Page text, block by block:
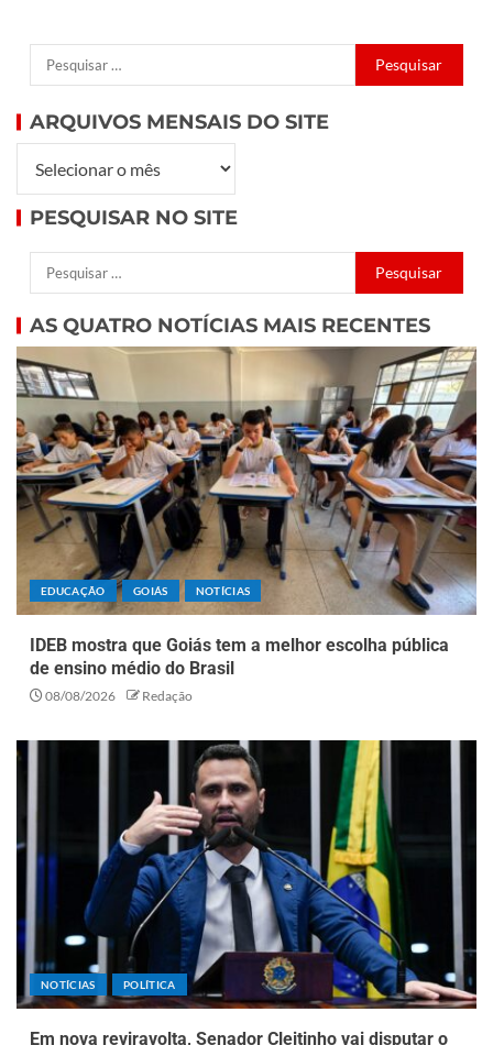
ARQUIVOS MENSAIS DO SITE
PESQUISAR NO SITE
AS QUATRO NOTÍCIAS MAIS RECENTES
EDUCAÇÃO GOIÁS NOTÍCIAS
IDEB mostra que Goiás tem a melhor escolha pública
de ensino médio do Brasil
08/08/2026 Redação
NOTÍCIAS POLÍTICA
Em nova reviravolta, Senador Cleitinho vai disputar o